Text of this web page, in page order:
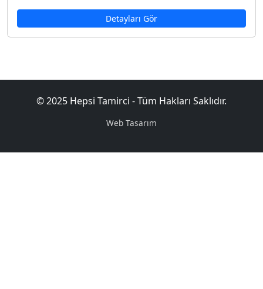
Detayları Gör
© 2025 Hepsi Tamirci - Tüm Hakları Saklıdır.
Web Tasarım